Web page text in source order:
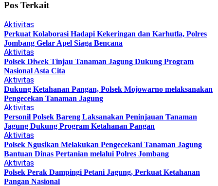
Pos Terkait
Aktivitas
Perkuat Kolaborasi Hadapi Kekeringan dan Karhutla, Polres
Jombang Gelar Apel Siaga Bencana
Aktivitas
Polsek Diwek Tinjau Tanaman Jagung Dukung Program
Nasional Asta Cita
Aktivitas
Dukung Ketahanan Pangan, Polsek Mojowarno melaksanakan
Pengecekan Tanaman Jagung
Aktivitas
Personil Polsek Bareng Laksanakan Peninjauan Tanaman
Jagung Dukung Program Ketahanan Pangan
Aktivitas
Polsek Ngusikan Melakukan Pengecekani Tanaman Jagung
Bantuan Dinas Pertanian melalui Polres Jombang
Aktivitas
Polsek Perak Dampingi Petani Jagung, Perkuat Ketahanan
Pangan Nasional